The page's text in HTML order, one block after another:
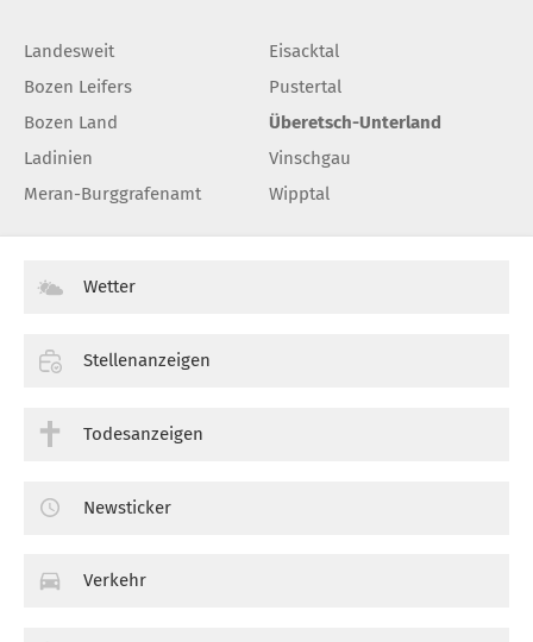
Landesweit
Bozen Leifers
Bozen Land
Ladinien
Meran-Burggrafenamt
Eisacktal
Pustertal
Überetsch-Unterland
Vinschgau
Wipptal
Wetter
Stellenanzeigen
Todesanzeigen
Newsticker
Verkehr